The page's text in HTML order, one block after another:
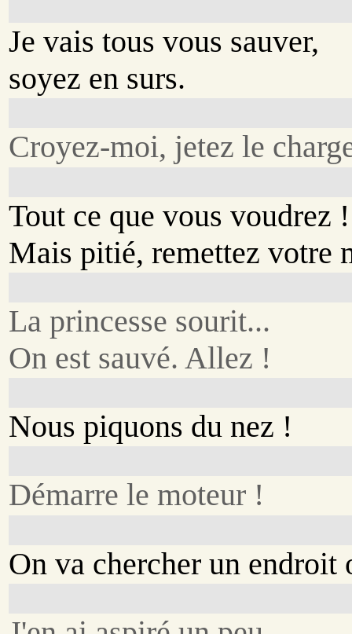
Je vais tous vous sauver,
soyez en surs.
Croyez-moi, jetez le
Tout ce que vous voudrez !
Mais pitié, remettez votre
La princesse sourit...
On est sauvé. Allez !
Nous piquons du nez !
Démarre le moteur !
On va chercher un endroit